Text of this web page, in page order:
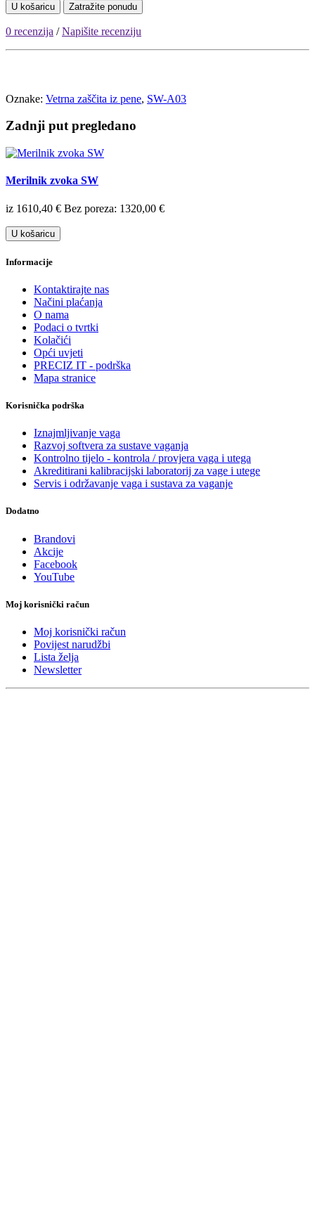
U košaricu Zatražite ponudu
0 recenzija /Napišite recenziju
Oznake: Vetrna zaščita iz pene, SW-A03
Zadnji put pregledano
Merilnik zvoka SW
iz 1610,40 € Bez poreza: 1320,00 €
U košaricu
Informacije
Kontaktirajte nas
Načini plaćanja
O nama
Podaci o tvrtki
Kolačići
Opći uvjeti
PRECIZ IT - podrška
Mapa stranice
Korisnička podrška
Iznajmljivanje vaga
Razvoj softvera za sustave vaganja
Kontrolno tijelo - kontrola / provjera vaga i utega
Akreditirani kalibracijski laboratorij za vage i utege
Servis i održavanje vaga i sustava za vaganje
Dodatno
Brandovi
Akcije
Facebook
YouTube
Moj korisnički račun
Moj korisnički račun
Povijest narudžbi
Lista želja
Newsletter